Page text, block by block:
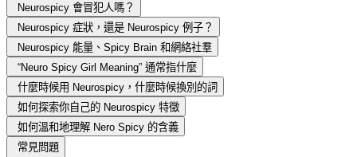
Neurospicy 會冒犯人嗎？
Neurospicy 症狀，還是 Neurospicy 例子？
Neurospicy 能量、Spicy Brain 和網絡社羣
“Neuro Spicy Girl Meaning” 通常指什麼
什麼時候用 Neurospicy，什麼時候換別的詞
如何探索你自己的 Neurospicy 特徵
如何溫和地理解 Nero Spicy 的含義
常見問題